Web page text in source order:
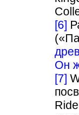
[6]
Он
[7]